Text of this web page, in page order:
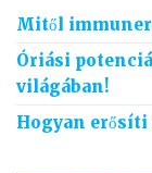
Mitől
Óriási
világában!
Hogyan erősíti